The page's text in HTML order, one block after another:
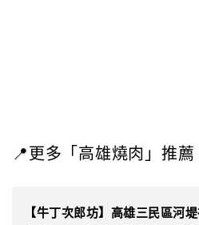
📍更多「高雄燒肉」推薦
【牛丁次郎坊】高雄三民區河